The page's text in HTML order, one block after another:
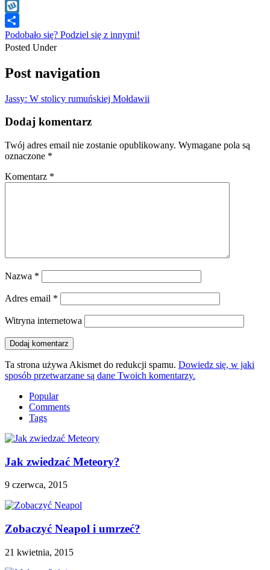
WhatsApp
Wykop
Podobało się? Podziel się z innymi!
Posted Under
Post navigation
Jassy: W stolicy rumuńskiej Mołdawii
Dodaj komentarz
Twój adres email nie zostanie opublikowany. Wymagane pola są
oznaczone *
Komentarz *
Nazwa *
Adres email *
Witryna internetowa
Ta strona używa Akismet do redukcji spamu. Dowiedz się, w jaki
sposób przetwarzane są dane Twoich komentarzy.
Popular
Comments
Tags
Jak zwiedzać Meteory?
9 czerwca, 2015
Zobaczyć Neapol i umrzeć?
21 kwietnia, 2015